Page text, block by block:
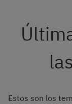
Estos son los